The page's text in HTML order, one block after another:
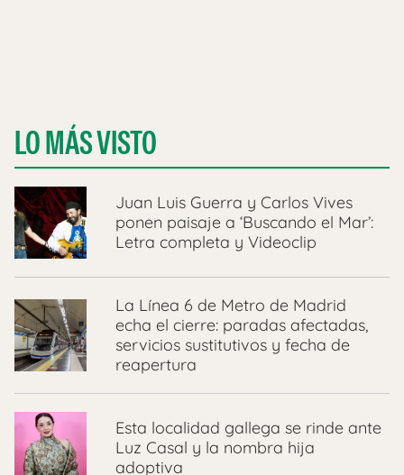
LO MÁS VISTO
Juan Luis Guerra y Carlos Vives
ponen paisaje a ‘Buscando el Mar’:
Letra completa y Videoclip
La Línea 6 de Metro de Madrid
echa el cierre: paradas afectadas,
servicios sustitutivos y fecha de
reapertura
Esta localidad gallega se rinde ante
Luz Casal y la nombra hija
adoptiva